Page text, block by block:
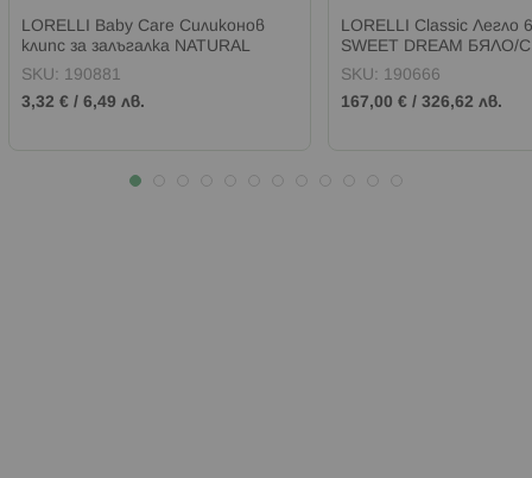
LORELLI Baby Care Силиконов
клипс за залъгалка NATURAL
GREY
SKU: 190881
3,32 € / 6,49 лв.
LORELLI Classic Легло
SWEET DREAM БЯЛО/
ДЪБ
SKU: 190666
167,00 € / 326,62 лв.